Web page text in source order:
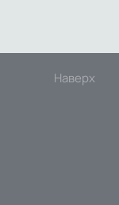
Наверх